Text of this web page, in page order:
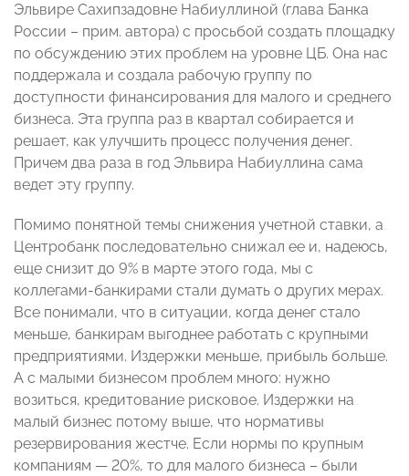
Эльвире Сахипзадовне Набиуллиной (глава Банка
России – прим. автора) с просьбой создать площадку
по обсуждению этих проблем на уровне ЦБ. Она нас
поддержала и создала рабочую группу по
доступности финансирования для малого и среднего
бизнеса. Эта группа раз в квартал собирается и
решает, как улучшить процесс получения денег.
Причем два раза в год Эльвира Набиуллина сама
ведет эту группу.
Помимо понятной темы снижения учетной ставки, а
Центробанк последовательно снижал ее и, надеюсь,
еще снизит до 9% в марте этого года, мы с
коллегами-банкирами стали думать о других мерах.
Все понимали, что в ситуации, когда денег стало
меньше, банкирам выгоднее работать с крупными
предприятиями. Издержки меньше, прибыль больше.
А с малыми бизнесом проблем много: нужно
возиться, кредитование рисковое. Издержки на
малый бизнес потому выше, что нормативы
резервирования жестче. Если нормы по крупным
компаниям — 20%, то для малого бизнеса – были